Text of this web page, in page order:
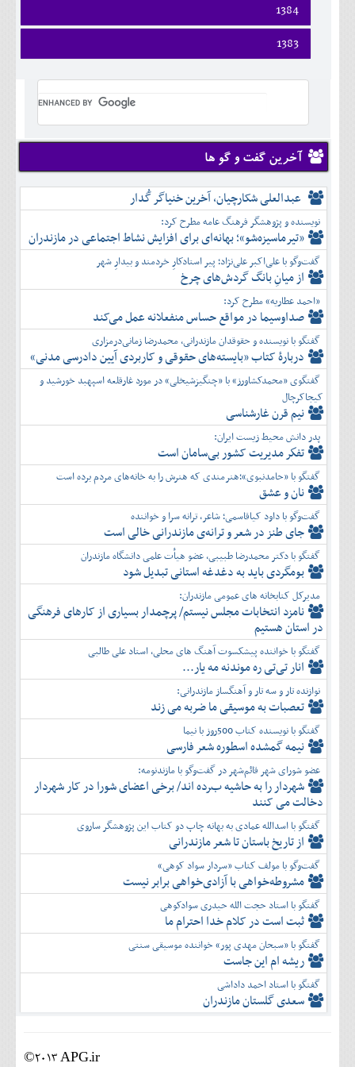
بهمن
اسفند
آذر
دی
بهمن
مهر
آبان
آذر
دی
بهمن
مرداد
شهريور
مهر
آبان
آذر
خرداد
تير
مرداد
شهريور
مهر
دی
بهمن
اسفند
فروردين
ارديبهشت
خرداد
تير
مرداد
آبان
آذر
دی
بهمن
اسفند
1384
فروردين
ارديبهشت
خرداد
شهريور
مهر
آبان
آذر
دی
بهمن
اسفند
1383
فروردين
تير
مرداد
شهريور
مهر
آبان
آذر
دی
بهمن
اسفند
آخرین گفت و گو ها
عبدالعلی شکارچیان، آخرین خنیاگر گُدار
نویسنده و پژوهشگر فرهنگ عامه مطرح کرد:
«تیرماسیزه‌شو»؛ بهانه‌ای برای افزایش نشاط اجتماعی در مازندران
گفت‌وگو با علی‌اکبر علی‌نژاد؛ پیر استادکارِ خردمند و بیدارِ شهر
از میانِ بانگ گردش‌های چرخ
«احمد عطاریه» مطرح کرد:
صداوسیما در مواقع حساس منفعلانه عمل می‌کند
گفتگو با نویسنده و حقوقدان مازندرانی، محمدرضا زمانی‌درمزاری
دربارۀ کتاب ”بایسته‌های حقوقی و کاربردی آیین دادرسی مدنی»
گفتگوی «محمدکشاورز» با «چنگیزشیخلی» در مورد غارقلعه اسپهبد خورشید و
کیجاکرچال
نیم قرن غارشناسی
پدر دانش محیط زیست ایران:
تفكر مديريت کشور بی‌سامان است
گفتگو با «حامدنبوی»؛هنرمندی که هنرش را به خانه‌های مردم برده است
نان و عشق
گفت‌وگو با داود کیاقاسمی؛ شاعر، ترانه سرا و خواننده
جای طنز در شعر و ترانه‌ی مازندرانی خالی است
گفتگو با دکتر محمدرضا طبیبی، عضو هیأت علمی دانشگاه مازندران
بومگردی باید به دغدغه استانی تبدیل شود
مدیرکل کتابخانه های عمومی مازندران:
نامزد انتخابات مجلس نیستم/ پرچمدار بسیاری از کارهای فرهنگی
در استان هستیم
گفتگو با خواننده پیشکسوت آهنگ های محلی، استاد علی طالبی
انار تی‌تی ره موندنه مه یار...
نوازنده تار و سه تار و آهنگساز مازندرانی:
تعصبات به موسیقی ما ضربه می زند
گفتگو با نویسنده کتاب 500روز با نیما
نیمه گمشده اسطوره شعر فارسی
عضو شورای شهر قائم‌شهر در گفت‌و‌گو با مازندنومه:
شهردار را به حاشیه برده اند/ برخی اعضای شورا در کار شهردار
دخالت می کنند
گفتگو با اسدالله عمادی به بهانه چاپ دو کتاب این پژوهشگر ساروی
از تاریخ باستان تا شعر مازندرانی
گفت‌وگو با مولف کتاب «سردار سواد کوهی»
مشروطه‌خواهی با آزادی‌خواهی برابر نیست
گفتگو با استاد حجت الله حیدری سوادکوهی
ثبت است در کلام خدا احترام ما
گفتگو با «سبحان مهدی پور» خواننده موسیقی سنتی
ریشه ام این جاست
گفتگو با استاد احمد داداشی
سعدی گلستان مازندران
©2013 APG.ir